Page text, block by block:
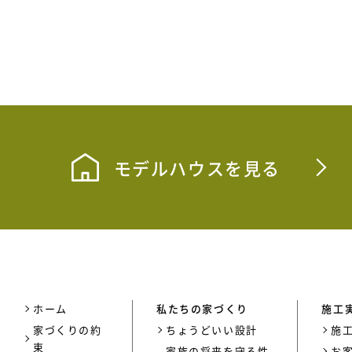
モデルハウスを見る
ホーム
家づくりの約
束
私たちの家づくり
ちょうどいい設計
施工
施